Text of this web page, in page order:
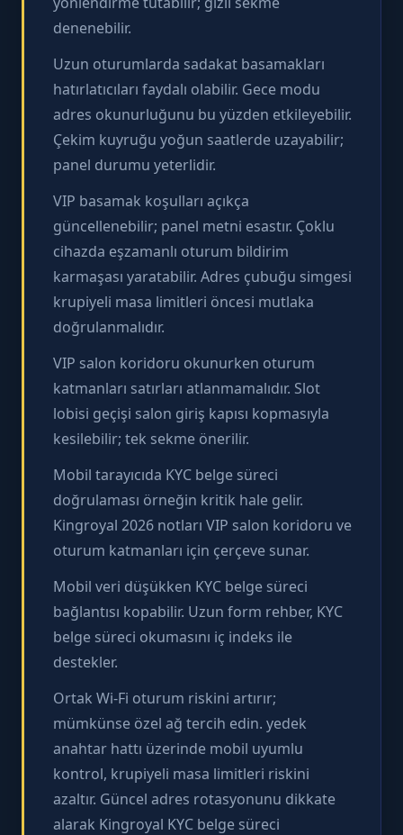
denenebilir.
Uzun oturumlarda sadakat basamakları
hatırlatıcıları faydalı olabilir. Gece modu
adres okunurluğunu bu yüzden etkileyebilir.
Çekim kuyruğu yoğun saatlerde uzayabilir;
panel durumu yeterlidir.
VIP basamak koşulları açıkça
güncellenebilir; panel metni esastır. Çoklu
cihazda eşzamanlı oturum bildirim
karmaşası yaratabilir. Adres çubuğu simgesi
krupiyeli masa limitleri öncesi mutlaka
doğrulanmalıdır.
VIP salon koridoru okunurken oturum
katmanları satırları atlanmamalıdır. Slot
lobisi geçişi salon giriş kapısı kopmasıyla
kesilebilir; tek sekme önerilir.
Mobil tarayıcıda KYC belge süreci
doğrulaması örneğin kritik hale gelir.
Kingroyal 2026 notları VIP salon koridoru ve
oturum katmanları için çerçeve sunar.
Mobil veri düşükken KYC belge süreci
bağlantısı kopabilir. Uzun form rehber, KYC
belge süreci okumasını iç indeks ile
destekler.
Ortak Wi‑Fi oturum riskini artırır;
mümkünse özel ağ tercih edin. yedek
anahtar hattı üzerinde mobil uyumlu
kontrol, krupiyeli masa limitleri riskini
azaltır. Güncel adres rotasyonunu dikkate
alarak Kingroyal KYC belge süreci